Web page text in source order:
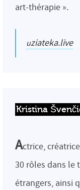
art-thérapie ».
uziateka.live
Kristina
Actrice,
30 rôles dans le
étrangers, ainsi